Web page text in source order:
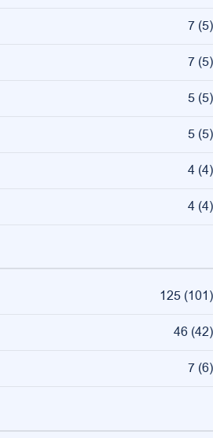
7 (5)
7 (5)
5 (5)
5 (5)
4 (4)
4 (4)
125 (101)
46 (42)
7 (6)